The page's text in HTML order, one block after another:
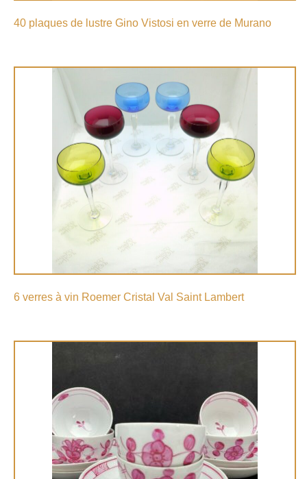
40 plaques de lustre Gino Vistosi en verre de Murano
6 verres à vin Roemer Cristal Val Saint Lambert